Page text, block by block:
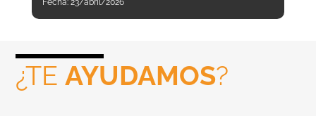
Fecha: 23/abril/2026
¿TEAYUDAMOS?